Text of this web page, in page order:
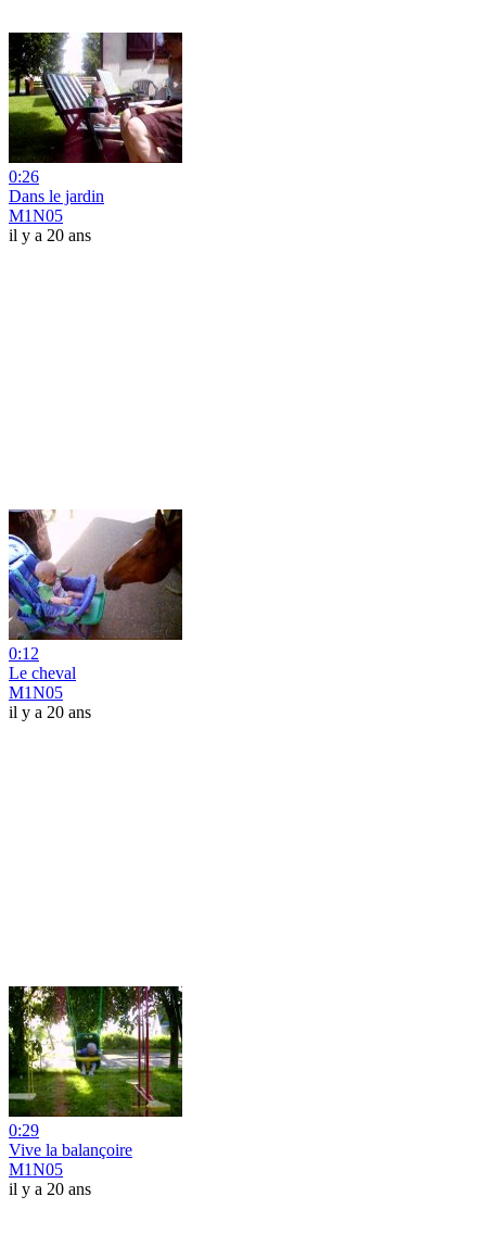
0:26
Dans le jardin
M1N05
il y a 20 ans
0:12
Le cheval
M1N05
il y a 20 ans
0:29
Vive la balançoire
M1N05
il y a 20 ans